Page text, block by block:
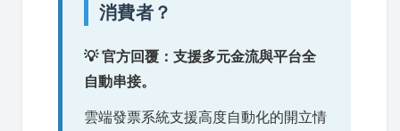
消費者？
💡 官方回覆：支援多元金流與平台全
自動串接。
雲端發票系統支援高度自動化的開立情